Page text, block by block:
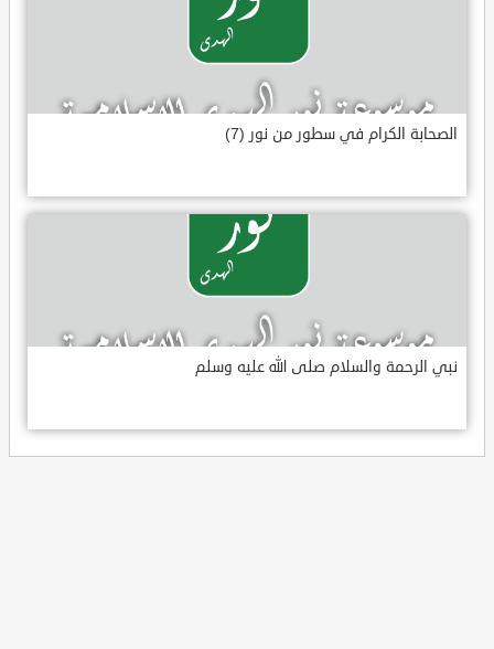
الصحابة الكرام في سطور من نور (7)
نبي الرحمة والسلام صلى الله عليه وسلم